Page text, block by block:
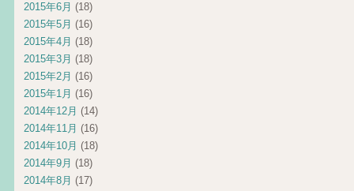
2015年6月 (18)
2015年5月 (16)
2015年4月 (18)
2015年3月 (18)
2015年2月 (16)
2015年1月 (16)
2014年12月 (14)
2014年11月 (16)
2014年10月 (18)
2014年9月 (18)
2014年8月 (17)